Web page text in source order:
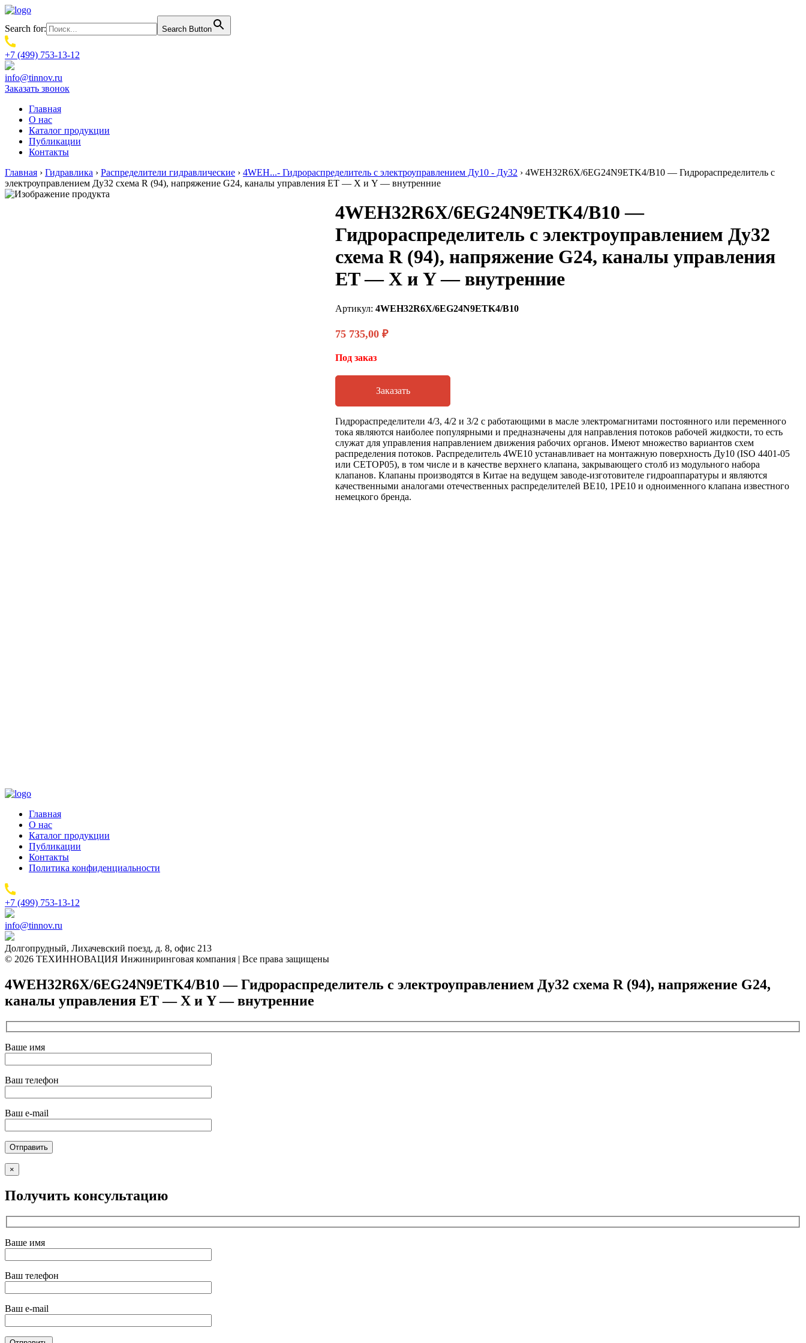
Search for: Search Button
+7 (499) 753-13-12
info@tinnov.ru
Заказать звонок
Главная
О нас
Каталог продукции
Публикации
Контакты
Главная › Гидравлика › Распределители гидравлические › 4WEH...- Гидрораспределитель с электроуправлением Ду10 - Ду32 › 4WEH32R6X/6EG24N9ETK4/B10 — Гидрораспределитель с
электроуправлением Ду32 схема R (94), напряжение G24, каналы управления ET — X и Y — внутренние
4WEH32R6X/6EG24N9ETK4/B10 —
Гидрораспределитель с электроуправлением Ду32
схема R (94), напряжение G24, каналы управления
ET — X и Y — внутренние
Артикул:4WEH32R6X/6EG24N9ETK4/B10
75 735,00₽
Под заказ
Заказать
Гидрораспределители 4/3, 4/2 и 3/2 с работающими в масле электромагнитами постоянного или переменного
тока являются наиболее популярными и предназначены для направления потоков рабочей жидкости, то есть
служат для управления направлением движения рабочих органов. Имеют множество вариантов схем
распределения потоков. Распределитель 4WE10 устанавливает на монтажную поверхность Ду10 (ISO 4401-05
или CETOP05), в том числе и в качестве верхнего клапана, закрывающего столб из модульного набора
клапанов. Клапаны производятся в Китае на ведущем заводе-изготовителе гидроаппаратуры и являются
качественными аналогами отечественных распределителей ВЕ10, 1РЕ10 и одноименного клапана известного
немецкого бренда.
Главная
О нас
Каталог продукции
Публикации
Контакты
Политика конфиденциальности
+7 (499) 753-13-12
info@tinnov.ru
Долгопрудный, Лихачевский поезд, д. 8, офис 213
© 2026 ТЕХИННОВАЦИЯ Инжиниринговая компания | Все права защищены
4WEH32R6X/6EG24N9ETK4/B10 — Гидрораспределитель с электроуправлением Ду32 схема R (94), напряжение G24,
каналы управления ET — X и Y — внутренние
Ваше имя
Ваш телефон
Ваш e-mail
×
Получить консультацию
Ваше имя
Ваш телефон
Ваш e-mail